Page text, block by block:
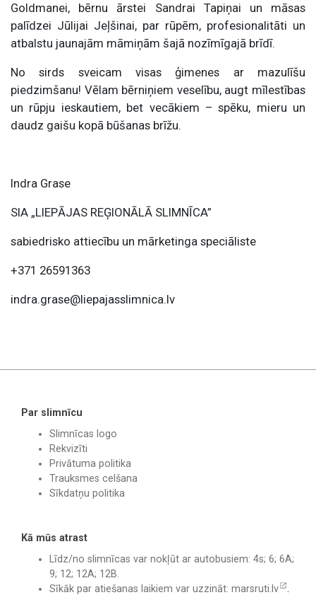
Goldmanei, bērnu ārstei Sandrai Tapiņai un māsas
palīdzei Jūlijai Jeļšinai, par rūpēm, profesionalitāti un
atbalstu jaunajām māmiņām šajā nozīmīgajā brīdī.
No sirds sveicam visas ģimenes ar mazulīšu
piedzimšanu! Vēlam bērniņiem veselību, augt mīlestības
un rūpju ieskautiem, bet vecākiem – spēku, mieru un
daudz gaišu kopā būšanas brīžu.
Indra Grase
SIA „LIEPĀJAS REĢIONĀLĀ SLIMNĪCA”
sabiedrisko attiecību un mārketinga speciāliste
+371 26591363
indra.grase@liepajasslimnica.lv
Par slimnīcu
Slimnīcas logo
Rekvizīti
Privātuma politika
Trauksmes celšana
Sīkdatņu politika
Kā mūs atrast
Līdz/no slimnīcas var nokļūt ar autobusiem: 4s; 6; 6A;
9; 12; 12A; 12B.
Sīkāk par atiešanas laikiem var uzzināt: marsruti.lv .